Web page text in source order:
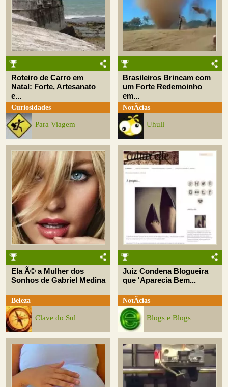
Roteiro de Carro em
Natal: Forte, Artesanato
e...
Curiosidades
Para Viagem
Brasileiros Brincam com
um Forte Redemoinho
em...
NotÃ­cias
Uhull
Ela Ã© a Mulher dos
Sonhos de Gabriel Medina
Beleza
Clave do Sul
Juiz Condena Blogueira
que 'Aparecia Bem...
NotÃ­cias
Blogs e Blogs